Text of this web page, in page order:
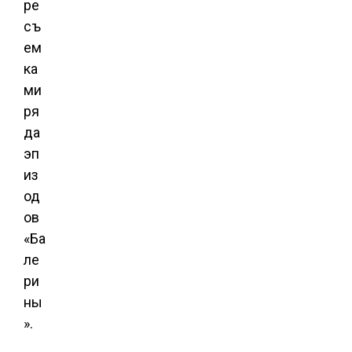
ре
съ
ем
ка
ми
ря
да
эп
из
од
ов
«Ба
ле
ри
ны
».